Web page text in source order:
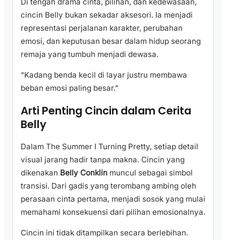
cincin Belly bukan sekadar aksesori. Ia menjadi
representasi perjalanan karakter, perubahan
emosi, dan keputusan besar dalam hidup seorang
remaja yang tumbuh menjadi dewasa.
“Kadang benda kecil di layar justru membawa
beban emosi paling besar.”
Arti Penting Cincin dalam Cerita
Belly
Dalam The Summer I Turning Pretty, setiap detail
visual jarang hadir tanpa makna. Cincin yang
dikenakan Belly Conklin muncul sebagai simbol
transisi. Dari gadis yang terombang ambing oleh
perasaan cinta pertama, menjadi sosok yang mulai
memahami konsekuensi dari pilihan emosionalnya.
Cincin ini tidak ditampilkan secara berlebihan.